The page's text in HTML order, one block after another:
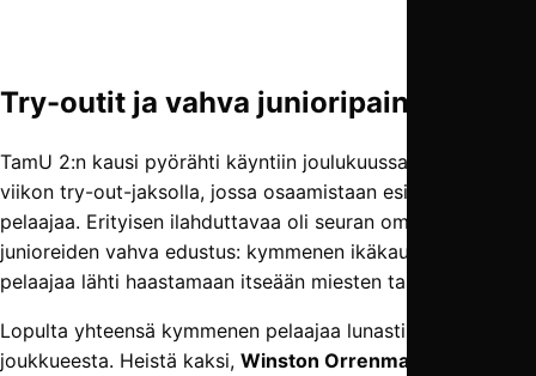
Try-outit ja vahva junioripainotus
TamU 2:n kausi pyörähti käyntiin joulukuussa kolmen
viikon try-out-jaksolla, jossa osaamistaan esitteli peräti 29
pelaajaa. Erityisen ilahduttavaa oli seuran omien P17-
junioreiden vahva edustus: kymmenen ikäkausijoukkueen
pelaajaa lähti haastamaan itseään miesten tasolla.
Lopulta yhteensä kymmenen pelaajaa lunasti paikkansa
joukkueesta. Heistä kaksi, Winston Orrenmaa